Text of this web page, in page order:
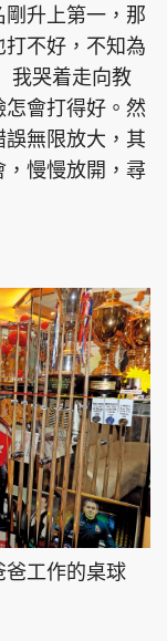
剛升上第一，那
不好，不知為
我哭着走向教
會打得好。然
無限放大，其
，慢慢放開，尋
爸工作的桌球